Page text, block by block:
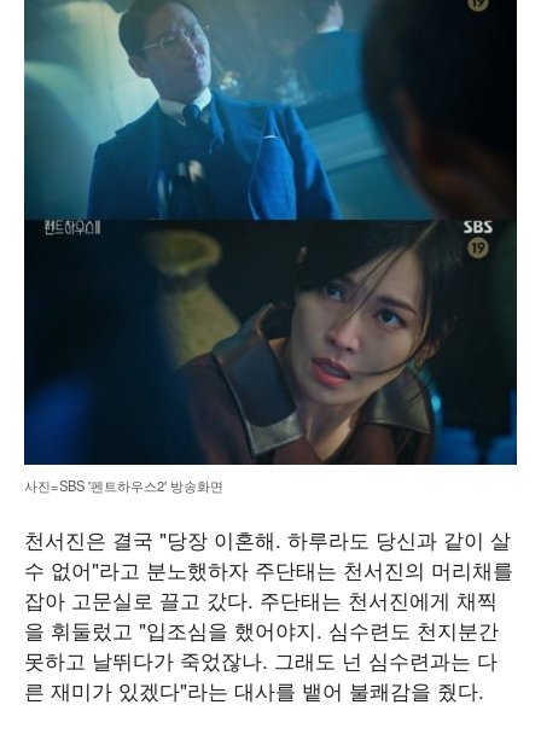
사진=SBS '펜트하우스2' 방송화면
천서진은 결국 "당장 이혼해. 하루라도 당신과 같이 살
수 없어"라고 분노했하자 주단태는 천서진의 머리채를
잡아 고문실로 끌고 갔다. 주단태는 천서진에게 채찍
을 휘둘렀고 "입조심을 했어야지. 심수련도 천지분간
못하고 날뛰다가 죽었잖나. 그래도 넌 심수련과는 다
른 재미가 있겠다"라는 대사를 뱉어 불쾌감을 줬다.